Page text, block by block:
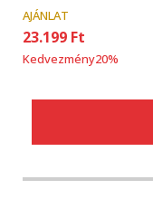
AJÁNLAT
23.199 Ft
Kedvezmény20%